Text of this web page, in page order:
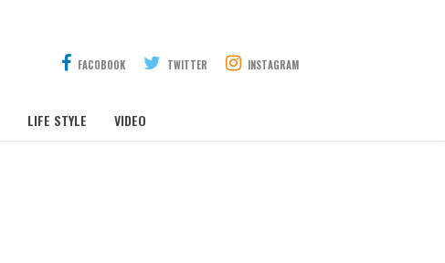
FACOBOOK TWITTER INSTAGRAM
LIFE STYLE VIDEO